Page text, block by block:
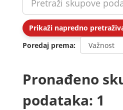
Prikaži napredno
Poredaj prema
Pronađeno
podataka: 1